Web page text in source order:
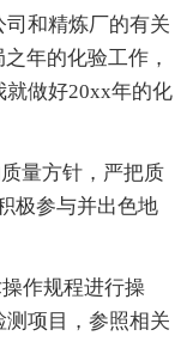
和精炼厂的有关
年的化验工作，
做好20xx年的化
量方针，严把质
极参与并出色地
作规程进行操
项目，参照相关